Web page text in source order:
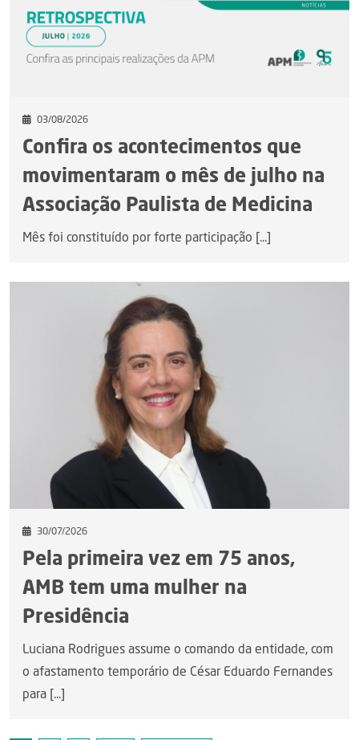
03/08/2026
Confira os acontecimentos que
movimentaram o mês de julho na
Associação Paulista de Medicina
Mês foi constituído por forte participação [...]
30/07/2026
Pela primeira vez em 75 anos,
AMB tem uma mulher na
Presidência
Luciana Rodrigues assume o comando da entidade, com
o afastamento temporário de César Eduardo Fernandes
para [...]